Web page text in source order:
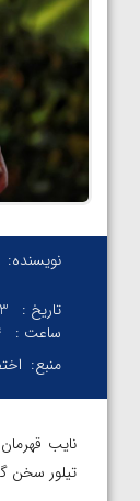
نویسنده:
تاریخ :
13
ساعت :
منبع:
نایب
تیلور سخن